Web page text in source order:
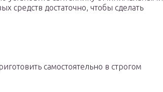
средств достаточно, чтобы сделать
самостоятельно в строгом